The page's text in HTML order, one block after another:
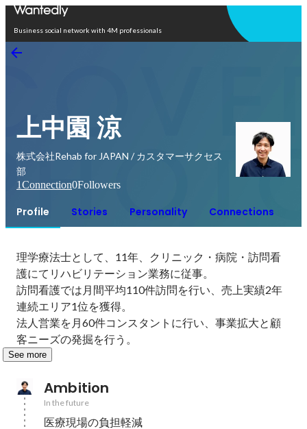
Business social network with 4M professionals
上中園 涼
株式会社Rehab for JAPAN / カスタマーサクセス
部
1Connection0Followers
Profile Stories Personality Connections
理学療法士として、11年、クリニック・病院・訪問看
護にてリハビリテーション業務に従事。
訪問看護では月間平均110件訪問を行い、売上実績2年
連続エリア1位を獲得。
法人営業を月60件コンスタントに行い、事業拡大と顧
客ニーズの発掘を行う。
See more
Ambition
In the future
医療現場の負担軽減